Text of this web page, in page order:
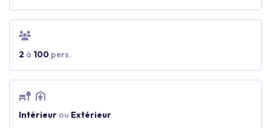
2 à 100 pers.
Intérieur ou Extérieur